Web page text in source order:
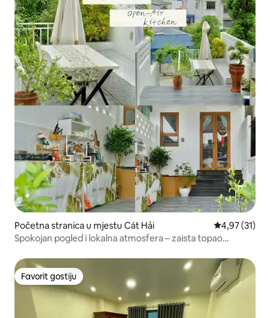
Početna stranica u mjestu Cát Hải prosječna
4,97 (31)
Spokojan pogled i lokalna atmosfera – zaista topao
Favorit gostiju
Favorit gostiju